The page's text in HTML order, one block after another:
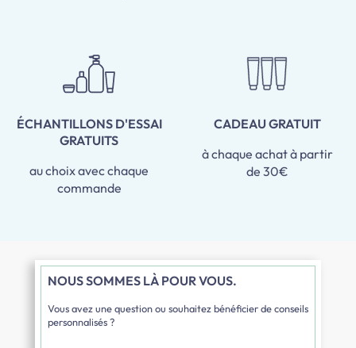
ÉCHANTILLONS D'ESSAI
GRATUITS
au choix avec chaque
commande
CADEAU GRATUIT
à chaque achat à partir
de 30€
NOUS SOMMES LÀ POUR VOUS.
Vous avez une question ou souhaitez bénéficier de conseils
personnalisés ?